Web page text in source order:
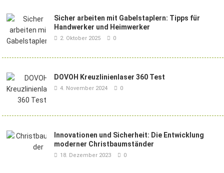
Sicher arbeiten mit Gabelstaplern: Tipps für
Handwerker und Heimwerker
2. Oktober 2025 0
DOVOH Kreuzlinienlaser 360 Test
4. November 2024 0
Innovationen und Sicherheit: Die Entwicklung
moderner Christbaumständer
18. Dezember 2023 0